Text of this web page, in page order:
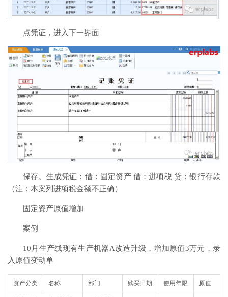
点凭证，进入下一界面
保存。生成凭证：借：固定资产 借：进项税 贷：银行存款
（注：本案列进项税金额不正确）
固定资产原值增加
案例
10月生产线现有生产机器A改造升级，增加原值3万元，录
入原值变动单
资产分类 名称 部门 购买日期 使用年限 原值